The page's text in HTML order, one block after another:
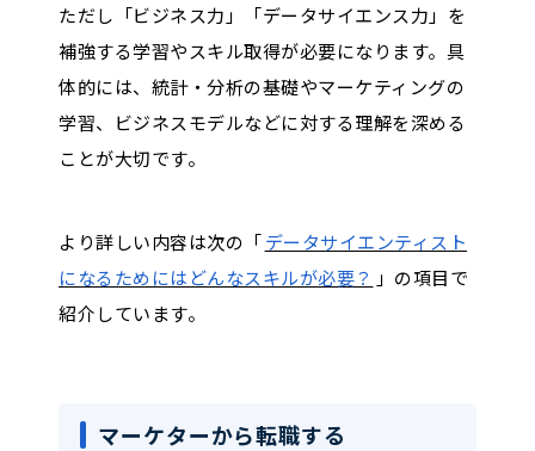
ただし「ビジネス力」「データサイエンス力」を
補強する学習やスキル取得が必要になります。具
体的には、統計・分析の基礎やマーケティングの
学習、ビジネスモデルなどに対する理解を深める
ことが大切です。
より詳しい内容は次の「データサイエンティスト
になるためにはどんなスキルが必要？ 」の項目で
紹介しています。
マーケターから転職する